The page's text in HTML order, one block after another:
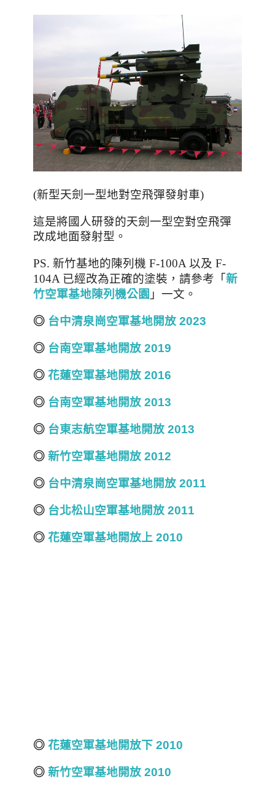
(新型天劍一型地對空飛彈發射車)
這是將國人研發的天劍一型空對空飛彈
改成地面發射型。
PS. 新竹基地的陳列機 F-100A 以及 F-
104A 已經改為正確的塗裝 ，請參考 「新
竹空軍基地陳列機公園 」一文 。
◎ 台中清泉崗空軍基地開放 2023
◎ 台南空軍基地開放 2019
◎ 花蓮空軍基地開放 2016
◎ 台南空軍基地開放 2013
◎ 台東志航空軍基地開放 2013
◎ 新竹空軍基地開放 2012
◎ 台中清泉崗空軍基地開放 2011
◎ 台北松山空軍基地開放 2011
◎ 花蓮空軍基地開放上 2010
◎ 花蓮空軍基地開放下 2010
◎ 新竹空軍基地開放 2010